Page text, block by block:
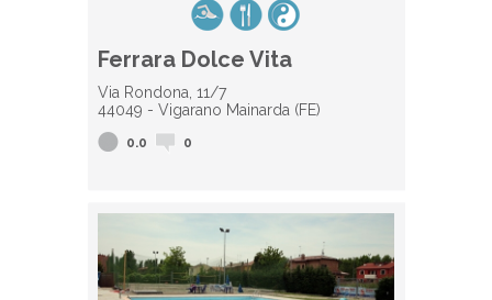
Ferrara Dolce Vita
Via Rondona, 11/7
44049 - Vigarano Mainarda (FE)
0.0 0